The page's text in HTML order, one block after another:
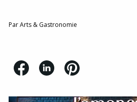
ParArts & Gastronomie